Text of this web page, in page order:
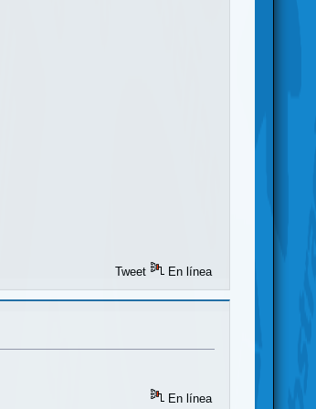
Tweet En línea
En línea